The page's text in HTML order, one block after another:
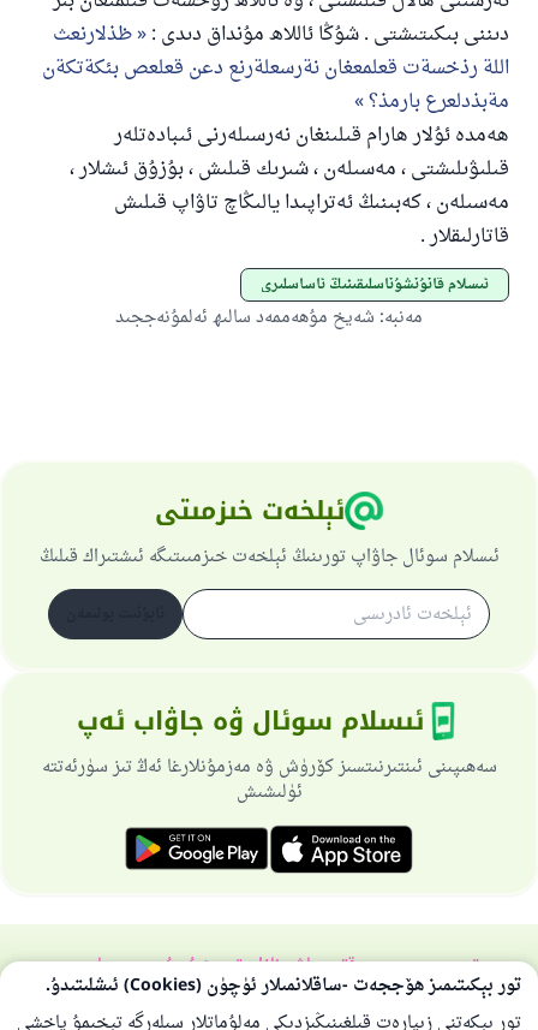
دىننى بىكىتىشتى . شۇڭا ئاللاھ مۇنداق دىدى : ظذلارنعث
اللة رذخسةت قعلمعغان نةرسعلةرنع دعن قعلعص بئكةتكةن
مةبذدلعرع بارمذ؟
ھەمدە ئۇلار ھارام قىلىنغان نەرسىلەرنى ئىبادەتلەر
قىلىۋىلىشتى ، مەسىلەن ، شىرىك قىلىش ، بۇزۇق ئىشلار ،
مەسىلەن ، كەبىنىڭ ئەتراپىدا يالىڭاچ تاۋاپ قىلىش
قاتارلىقلار .
ئىسلام قانۇنشۇناسلىقىنىڭ ئاساسلىرى
مەنبە: شەيخ مۇھەممەد سالىھ ئەلمۇنەججىد
ئېلخەت خىزمىتى
ئىسلام سوئال جاۋاپ تورىنىڭ ئېلخەت خىزمىىتىگە ئىشتىراك قىلىڭ
ئىسلام سوئال ۋە جاۋاب ئەپ
سەھىپىنى ئىنتىرنىتسىز كۆرۈش ۋە مەزمۇنلارغا ئەڭ تىز سۈرئەتتە
ئۈلىشىش
تورسەھىپىسى ھەققىدەباش نازارەتچىخۇسۇسىي سىياسەت
بارلىق ھوقۇق ئىسلام سوئال-جاۋاپ تورىغا مەنسۇپتۇر 1997-2025 ©
تور بېكىتىمىز ھۆججەت -ساقلانمىلار ئۈچۈن (Cookies) ئىشلىتىدۇ.
تور بېكەتنى زىيارەت قىلغىنىڭىزدىكى مەلۇماتلار سىلەرگە تېخىمۇ ياخشى